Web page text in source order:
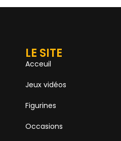
LE SITE
Acceuil
Jeux vidéos
Figurines
Occasions